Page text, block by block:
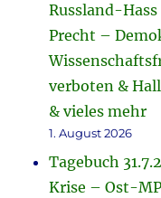
Russland-
Precht –
verboten &
& vieles mehr
1. August 2026
Tagebuch
Krise – Ost-